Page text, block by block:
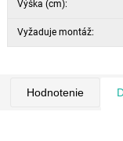
Výška (cm):
Vyžaduje montáž:
Hodnotenie